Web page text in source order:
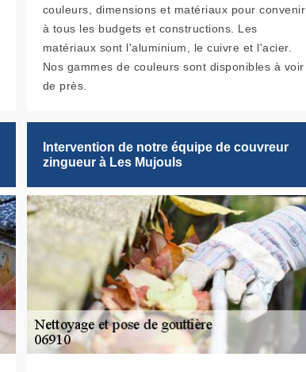
couleurs, dimensions et matériaux pour convenir
à tous les budgets et constructions. Les
matériaux sont l'aluminium, le cuivre et l'acier.
Nos gammes de couleurs sont disponibles à voir
de près.
Intervention de notre équipe de couvreur
zingueur à Les Mujouls